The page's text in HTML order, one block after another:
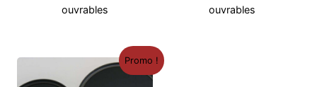
ouvrables
ouvrables
Promo !